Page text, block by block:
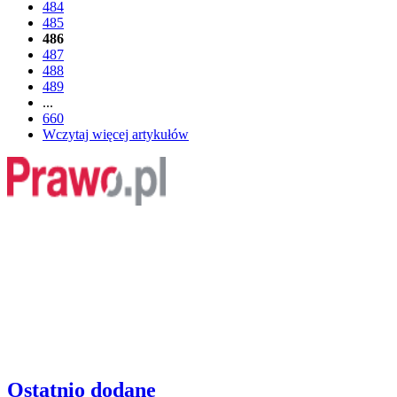
484
485
486
487
488
489
...
660
Wczytaj więcej artykułów
Ostatnio dodane